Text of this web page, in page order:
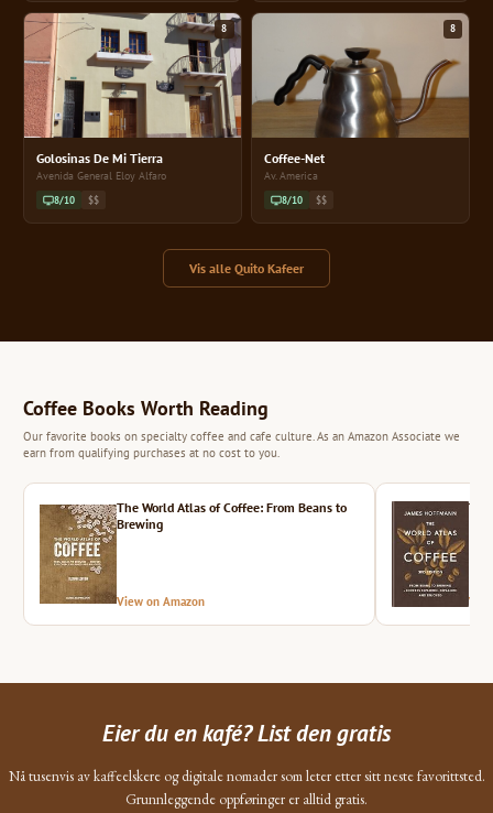
8
Golosinas De Mi Tierra
Avenida General Eloy Alfaro
8/10 $$
8
Coffee-Net
Av. America
8/10 $$
Vis alle Quito Kafeer
Coffee Books Worth Reading
Our favorite books on specialty coffee and cafe culture. As an Amazon Associate we
earn from qualifying purchases at no cost to you.
The World Atlas of Coffee: From Beans to
Brewing
View on Amazon
Eier du en kafé? List den gratis
Nå tusenvis av kaffeelskere og digitale nomader som leter etter sitt neste favorittsted.
Grunnleggende oppføringer er alltid gratis.